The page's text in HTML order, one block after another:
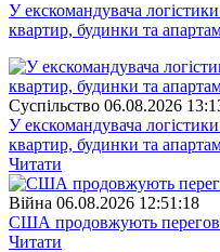
У екскомандувача
квартир, будинки та
Суспiльство 06.08.2026
У екскомандувача
квартир, будинки та
Читати
Війна 06.08.2026 12:51:18
США продовжують
Читати